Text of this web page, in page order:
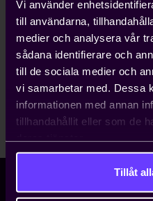
Vi använder
till användarna,
medier och analysera vår
sådana identifierare och
till de sociala medier och
vi samarbetar med. Dessa
informationen med annan
tillhandahållit eller som de
Tillåt
Magnus Ek
Ordförande för CUF